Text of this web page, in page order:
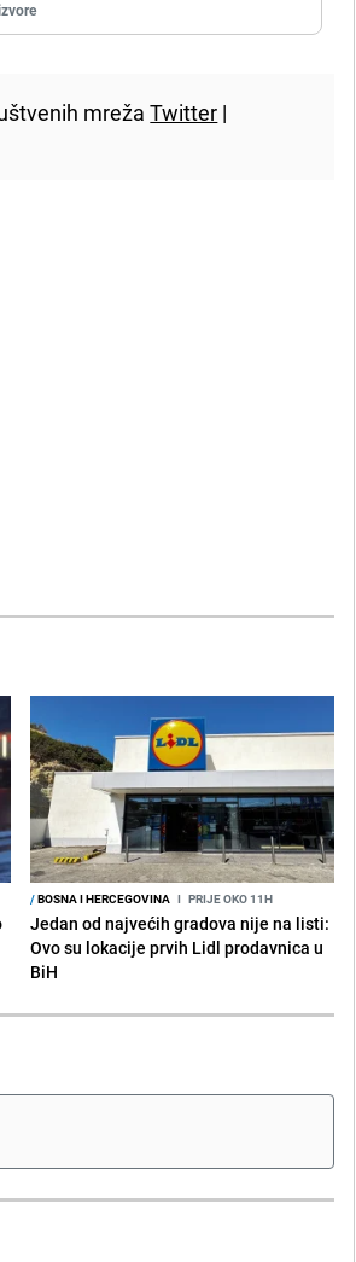
mrežaTwitter |
/BOSNA I HERCEGOVINA I PRIJE OKO 11H
Jedan od najvećih gradova nije na listi:
Ovo su lokacije prvih Lidl prodavnica u
BiH